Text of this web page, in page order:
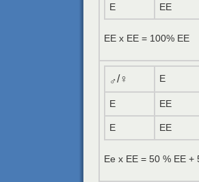
E EE
EE x EE = 100% EE
♂/♀ E
E EE
E EE
Ee x EE = 50 % EE +